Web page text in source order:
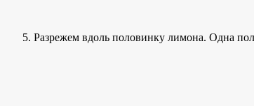
Разрежем вдоль половинку лимона. Одна